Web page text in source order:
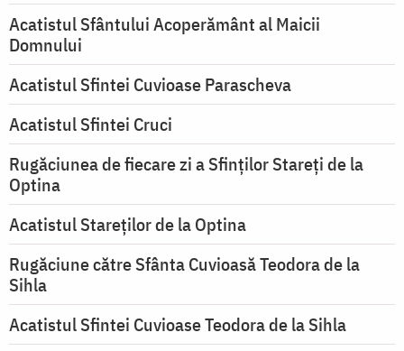
Acatistul Sfântului Acoperământ al Maicii
Domnului
Acatistul Sfintei Cuvioase Parascheva
Acatistul Sfintei Cruci
Rugăciunea de fiecare zi a Sfinților Stareți de la
Optina
Acatistul Stareţilor de la Optina
Rugăciune către Sfânta Cuvioasă Teodora de la
Sihla
Acatistul Sfintei Cuvioase Teodora de la Sihla